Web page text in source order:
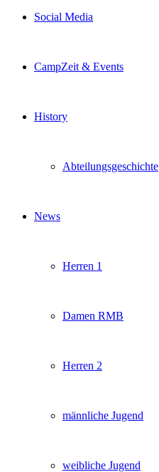
Social Media
CampZeit & Events
History
Abteilungsgeschichte
News
Herren 1
Damen RMB
Herren 2
männliche Jugend
weibliche Jugend